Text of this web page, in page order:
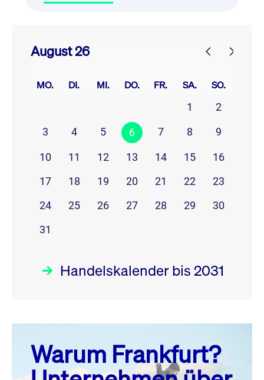
August 26
MO. DI. MI. DO. FR. SA. SO.
1
2
3
4 5 6 7 8 9
10 11 12 13 14 15
16
17
18 19 20 21 22
23
24
25 26 27 28 29
30
31
Handelskalender bis 2031
August 26
MO. DI. MI. DO. FR. SA. SO.
Warum Frankfurt?